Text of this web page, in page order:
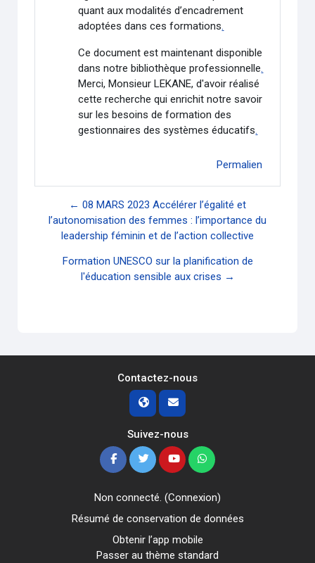
quant aux modalités d’encadrement
adoptées dans ces formations.
Ce document est maintenant disponible
dans notre bibliothèque professionnelle.
Merci, Monsieur LEKANE, d'avoir réalisé
cette recherche qui enrichit notre savoir
sur les besoins de formation des
gestionnaires des systèmes éducatifs.
Permalien
← 08 MARS 2023 Accélérer l’égalité et
l’autonomisation des femmes : l’importance du
leadership féminin et de l’action collective
Formation UNESCO sur la planification de
l'éducation sensible aux crises →
Contactez-nous
Suivez-nous
Non connecté. (Connexion)
Résumé de conservation de données
Obtenir l’app mobile
Passer au thème standard